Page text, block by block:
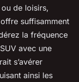
de loisirs,
suffisamment
la fréquence
avec une
s’avérer
ainsi les